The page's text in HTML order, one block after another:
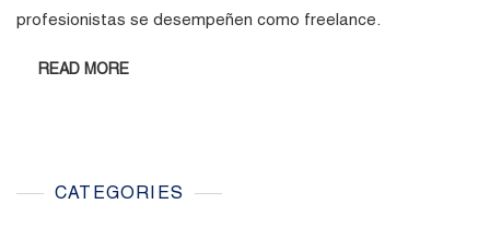
profesionistas se desempeñen como freelance.
READ MORE
CATEGORIES